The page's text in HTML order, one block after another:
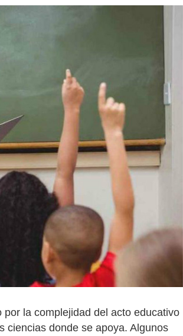
la complejidad del acto educativo
ciencias donde se apoya. Algunos